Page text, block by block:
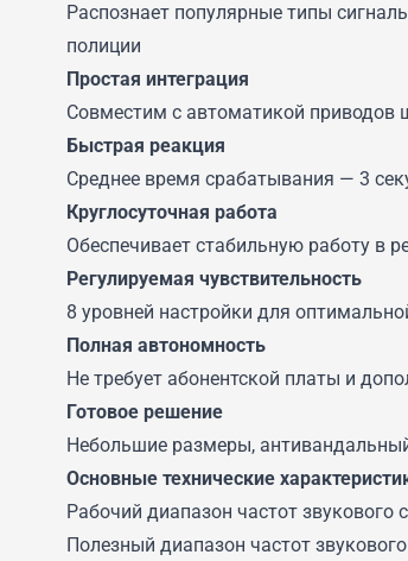
Распознает популярные типы
полиции
Простая интеграция
Совместим с автоматикой приводов
Быстрая реакция
Среднее время срабатывания — 3
Круглосуточная работа
Обеспечивает стабильную работу в
Регулируемая чувствительность
8 уровней настройки для
Полная автономность
Не требует абонентской платы и
Готовое решение
Небольшие размеры,
Основные технические
Рабочий диапазон частот звукового
Полезный диапазон частот